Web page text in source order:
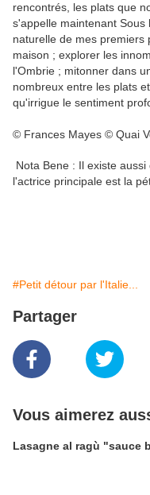
rencontrés, les plats que
s'appelle maintenant Sous
naturelle de mes premiers
maison ; explorer les
l'Ombrie ; mitonner dans
nombreux entre les plats
qu'irrigue le sentiment
© Frances Mayes © Quai
Nota Bene : Il existe
l'actrice principale est la
#Petit détour par l'Italie...
Partager
Vous aimerez
Lasagne al ragù "sauce